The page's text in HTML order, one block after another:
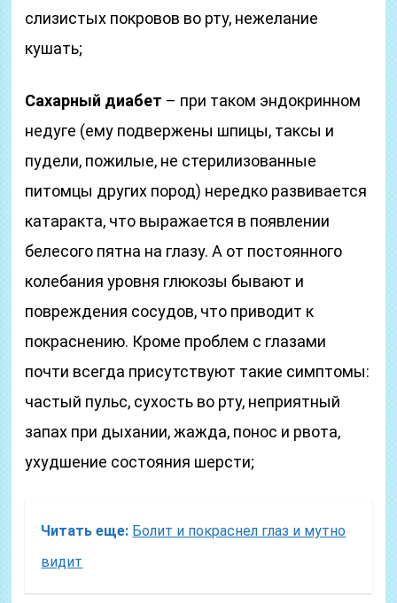
слизистых покровов во рту, нежелание
кушать;
Сахарный диабет – при таком эндокринном
недуге (ему подвержены шпицы, таксы и
пудели, пожилые, не стерилизованные
питомцы других пород) нередко развивается
катаракта, что выражается в появлении
белесого пятна на глазу. А от постоянного
колебания уровня глюкозы бывают и
повреждения сосудов, что приводит к
покраснению. Кроме проблем с глазами
почти всегда присутствуют такие симптомы:
частый пульс, сухость во рту, неприятный
запах при дыхании, жажда, понос и рвота,
ухудшение состояния шерсти;
Читать еще: Болит и покраснел глаз и мутно
видит